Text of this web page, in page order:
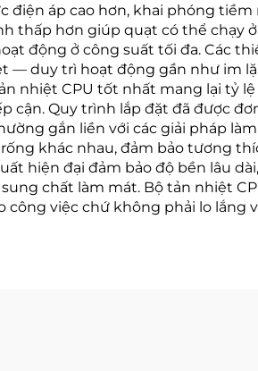
điện áp cao hơn, khai phóng
thấp hơn giúp quạt có thể chạy
động ở công suất tối đa. Các
— duy trì hoạt động gần như im
nhiệt CPU tốt nhất mang lại tỷ
cận. Quy trình lắp đặt đã được
gắn liền với các giải pháp
khác nhau, đảm bảo tương
hiện đại đảm bảo độ bền lâu
chất làm mát. Bộ tản nhiệt
việc chứ không phải lo lắng